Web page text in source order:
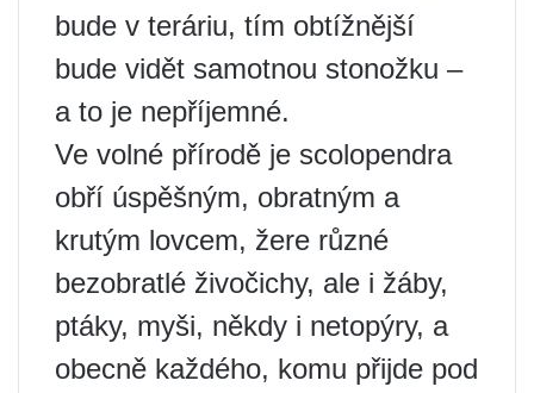
bude v teráriu, tím obtížnější
bude vidět samotnou stonožku –
a to je nepříjemné.
Ve volné přírodě je scolopendra
obří úspěšným, obratným a
krutým lovcem, žere různé
bezobratlé živočichy, ale i žáby,
ptáky, myši, někdy i netopýry, a
obecně každého, komu přijde pod